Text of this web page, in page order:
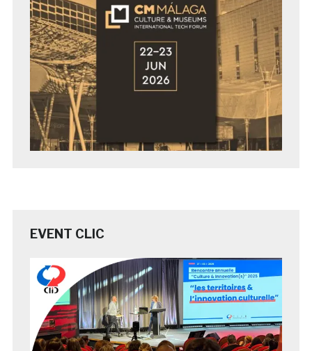
EVENT CLIC